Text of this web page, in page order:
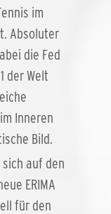
im
Absoluter
die Fed
der Welt
Inneren
Bild.
auf den
ERIMA
für den